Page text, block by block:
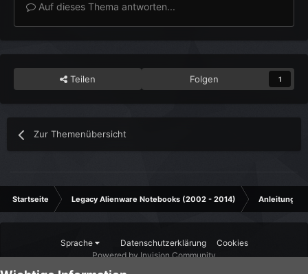
Auf dieses Thema antworten...
Teilen Folgen 1
Zur Themenübersicht
Startseite Legacy Alienware Notebooks (2002 - 2014) Anleitungen
Sprache Datenschutzerklärung
Cookies
Powered by Invision Community